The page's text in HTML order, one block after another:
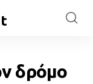
δρόμο